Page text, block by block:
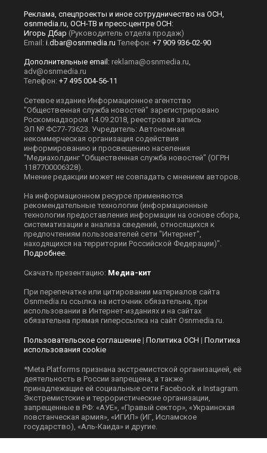
Реклама, спецпроекты и иное сотрудничество на ОСН,
osnmedia.ru, ОСН-ТВ и пресс-центре ОСН:
Игорь Дбар (Руководитель отдела продаж)
Email: i.dbar@osnmedia.ru Телефон: +7 909 936-02-90
Дополнительные email: reklama@osnmedia.ru,
adv@osnmedia.ru
Телефон: +7 495 004-56-11
Сетевое издание Информационное агентство
"Общественная служба новостей" зарегистрировано
Роскомнадзором 14.09.2018, реестровая запись
ЭЛ № ФС77-73623. Учредитель: Автономная
некоммерческая организация содействия
информированию и просвещению населения
"Медиахолдинг "Общественная служба новостей" (ОГРН
1187700006328).
Мнение редакции может не совпадать с мнением авторов.
На информационном ресурсе применяются
рекомендательные технологии (информационные
технологии предоставления информации на основе сбора,
систематизации и анализа сведений, относящихся к
предпочтениям пользователей сети "Интернет",
находящихся на территории Российской Федерации)".
Подробнее.
Скачать презентацию: Медиа-кит
При перепечатке или цитировании материалов сайта
Оsnmedia.ru ссылка на источник обязательна, при
использовании в Интернет-изданиях и на сайтах
обязательна прямая гиперссылка на сайт Оsnmedia.ru.
Пользовательское соглашение | Политика ОСН | Политика
использования cookie
*Meta Platforms признана экстремистской организацией, её
деятельность в России запрещена, а также
принадлежащие ей социальные сети Facebook и Instagram.
Экстремистские и террористические организации,
запрещенные в РФ: «АУЕ», «Правый сектор», «Украинская
повстанческая армия», «ИГИЛ» (ИГ, Исламское
государство), «Аль-Каида» и другие.